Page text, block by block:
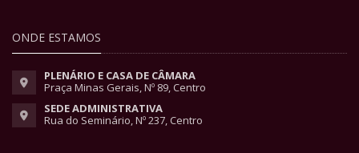
ONDE ESTAMOS
PLENÁRIO E CASA DE CÂMARA
Praça Minas Gerais, Nº 89, Centro
SEDE ADMINISTRATIVA
Rua do Seminário, Nº 237, Centro